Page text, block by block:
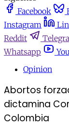
Facebook
Instagram
Reddit
Whatsapp
Opinion
Abortos
dictamina
Colombia